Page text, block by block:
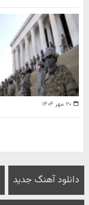
۲۰ مهر ۱۴۰۴
دانلود آهنگ جدید